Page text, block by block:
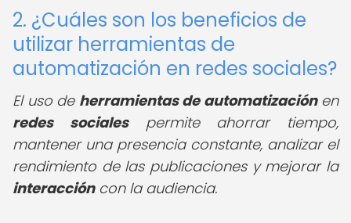
2. ¿Cuáles son los beneficios de
utilizar herramientas de
automatización en redes sociales?
El uso de herramientas de automatizaciónen
redes socialespermite ahorrar tiempo,
mantener una presencia constante, analizar el
rendimiento de las publicaciones y mejorar la
interaccióncon la audiencia.